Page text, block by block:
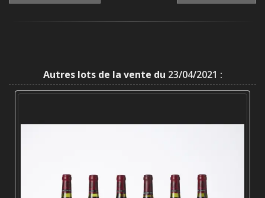
Autres lots de la vente du 23/04/2021 :